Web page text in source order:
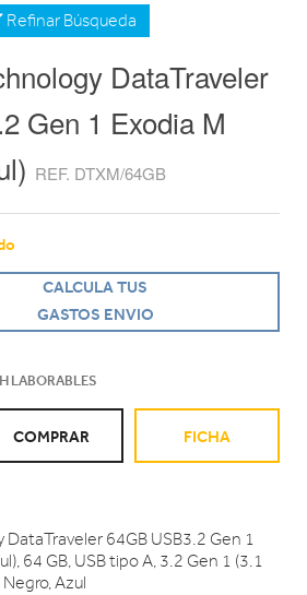
Refinar Búsqueda
DataTraveler
Gen 1 Exodia M
REF. DTXM/64GB
CALCULA TUS
GASTOS ENVIO
LABORABLES
COMPRAR FICHA
64GB USB3.2 Gen 1
64 GB, USB tipo A, 3.2 Gen 1 (3.1
Azul